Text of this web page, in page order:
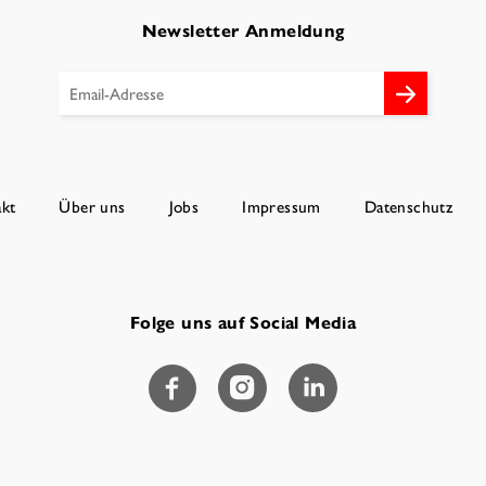
Newsletter Anmeldung
Über uns Jobs Impressum Datenschutz
Folge uns auf Social Media